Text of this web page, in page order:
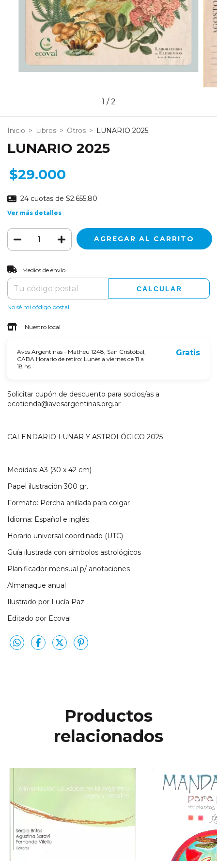
1 /2
Inicio > Libros > Otros > LUNARIO 2025
LUNARIO 2025
$29.000
24 cuotas de $2.655,80
Ver más detalles
Entregas para el CP:
Medios de envío
CALCULAR
No sé mi código postal
Nuestro local
Aves Argentinas - Matheu 1248, San Cristóbal,
CABA Horario de retiro: Lunes a viernes de 11 a
18 hs.
Gratis
Solicitar cupón de descuento para socios/as a
ecotienda@avesargentinas.org.ar
CALENDARIO LUNAR Y ASTROLÓGICO 2025
Medidas: A3 (30 x 42 cm)
Papel ilustración 300 gr.
Formato: Percha anillada para colgar
Idioma: Español e inglés
Horario universal coordinado (UTC)
Guía ilustrada con símbolos astrológicos
Planificador mensual p/ anotaciones
Almanaque anual
Ilustrado por Lucía Paz
Editado por Ecoval
Productos
relacionados